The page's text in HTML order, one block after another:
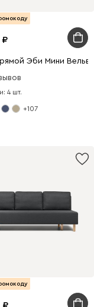
Эби Мини
4 шт.
+107